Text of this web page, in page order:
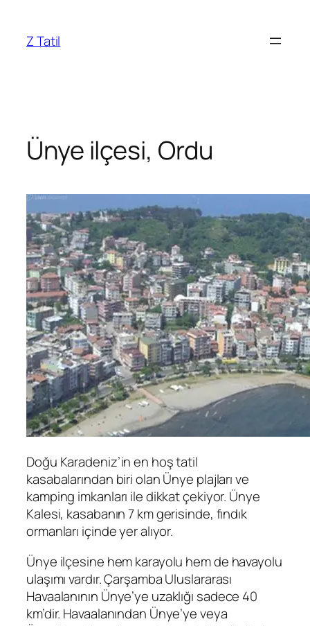
Z Tatil
Ünye ilçesi, Ordu
Doğu Karadeniz’in en hoş tatil
kasabalarından biri olan Ünye plajları ve
kamping imkanları ile dikkat çekiyor. Ünye
Kalesi, kasabanın 7 km gerisinde, fındık
ormanları içinde yer alıyor.
Ünye ilçesine hem karayolu hem de havayolu
ulaşımı vardır. Çarşamba Uluslararası
Havaalanının Ünye’ye uzaklığı sadece 40
km’dir. Havaalanından Ünye’ye veya